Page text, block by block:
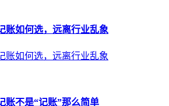
账如何选，远离行业乱象
账如何选，远离行业乱象
账不是“记账”那么简单